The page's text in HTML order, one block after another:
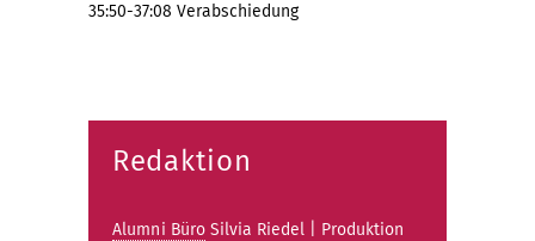
35:50-37:08 Verabschiedung
Redaktion
Alumni Büro Silvia Riedel | Produktion